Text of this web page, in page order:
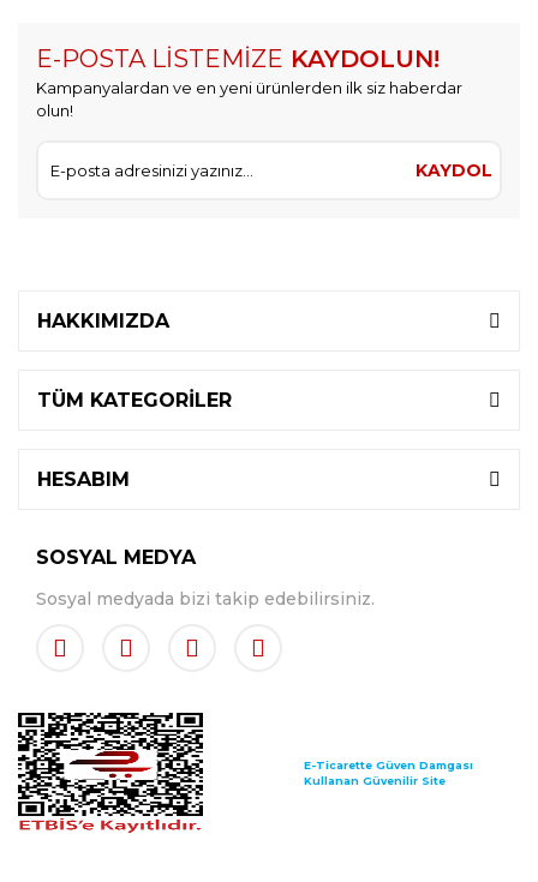
E-POSTA LİSTEMİZE KAYDOLUN!
Kampanyalardan ve en yeni ürünlerden ilk siz haberdar
olun!
KAYDOL
HAKKIMIZDA
TÜM KATEGORİLER
HESABIM
SOSYAL MEDYA
Sosyal medyada bizi takip edebilirsiniz.
E-Ticarette Güven Damgası
Kullanan Güvenilir Site